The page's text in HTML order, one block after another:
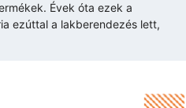
Évek óta ezek a
ezúttal a lakberendezés lett,